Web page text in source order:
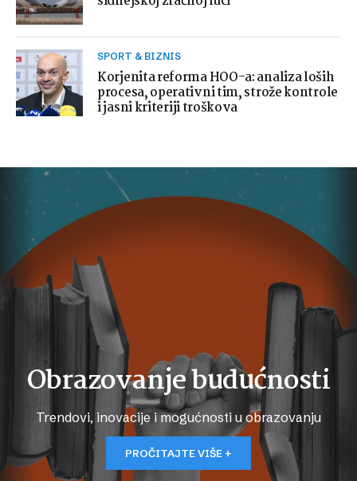
SPORT & BIZNIS
Korjenita reforma HOO-a: analiza loših
procesa, operativni tim, strože kontrole
i jasni kriteriji troškova
Obrazovanje budućnosti
Trendovi, inovacije i mogućnosti u obrazovanju
PROČITAJTE VIŠE +